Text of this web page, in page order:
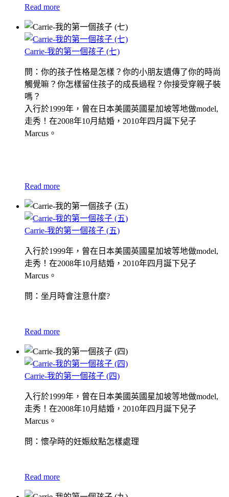
Read more
Carrie-我的第一個孩子 (七)
問：你的孩子性格是怎樣？你的小朋友遺傳了你的時尚
觸覺嘛？你怎樣留住孩子的成長過程？你接受穿親子裝
嗎？
入行於1999年，曾在日本美國英國星加坡等地做model,
走秀！在2008年10月結婚，2010年四月誕下兒子
Marcus。
Read more
Carrie-我的第一個孩子 (五)
入行於1999年，曾在日本美國英國星加坡等地做model,
走秀！在2008年10月結婚，2010年四月誕下兒子
Marcus。
問：坐月時會注意什麼?
Read more
Carrie-我的第一個孩子 (四)
入行於1999年，曾在日本美國英國星加坡等地做model,
走秀！在2008年10月結婚，2010年四月誕下兒子
Marcus。
問：懷孕時的妊娠紋點怎樣處理
Read more